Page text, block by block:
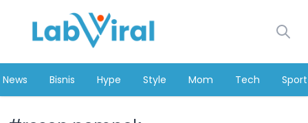
News Bisnis Hype Style Mom Tech Sport